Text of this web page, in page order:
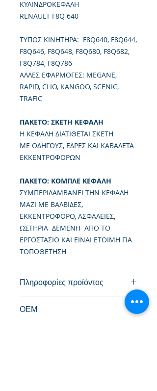
ΚΥΛΙΝΔΡΟΚΕΦΑΛΗ
RENAULT F8Q 640
TΥΠΟΣ ΚΙΝΗΤΗΡΑ: F8Q640, F8Q644,
F8Q646, F8Q648, F8Q680, F8Q682,
F8Q784, F8Q786
ΑΛΛΕΣ ΕΦΑΡΜΟΓΕΣ: MEGANE,
RAPID, CLIO, KANGOO, SCENIC,
TRAFIC
ΠΑΚΕΤΟ: ΣΚΕΤΗ ΚΕΦΑΛΗ
Η ΚΕΦΑΛΗ ΔΙΑΤΙΘΕΤΑΙ ΣΚΕΤΗ
ΜΕ ΟΔΗΓΟΥΣ, ΕΔΡΕΣ ΚΑΙ ΚΑΒΑΛΕΤΑ
ΕΚΚΕΝΤΡΟΦΟΡΩΝ
ΠΑΚΕΤΟ: ΚΟΜΠΛΕ ΚΕΦΑΛΗ
ΣΥΜΠΕΡΙΛΑΜΒΑΝΕΙ ΤΗΝ ΚΕΦΑΛΗ
ΜΑΖΙ ΜΕ ΒΑΛΒΙΔΕΣ,
ΕΚΚΕΝΤΡΟΦΟΡΟ, ΑΣΦΑΛΕΙΕΣ,
ΩΣΤΗΡΙΑ ΔΕΜΕΝΗ ΑΠΟ ΤΟ
ΕΡΓΟΣΤΑΣΙΟ ΚΑΙ ΕΙΝΑΙ ΕΤΟΙΜΗ ΓΙΑ
ΤΟΠΟΘΕΤΗΣΗ
Πληροφορίες προϊόντος
ΟΕΜ